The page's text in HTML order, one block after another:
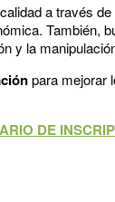
a través
También,
y la
para mejorar
DE